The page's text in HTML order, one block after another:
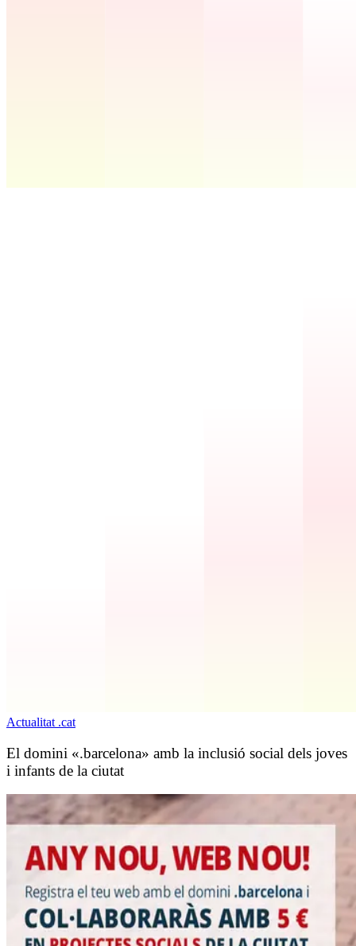
Actualitat .cat
El domini «.barcelona» amb la inclusió social dels joves
i infants de la ciutat